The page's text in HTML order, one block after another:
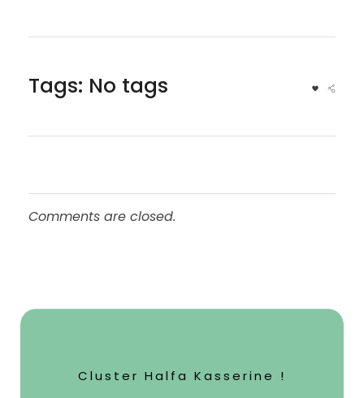
Tags: No tags
Comments are closed.
Cluster Halfa Kasserine !